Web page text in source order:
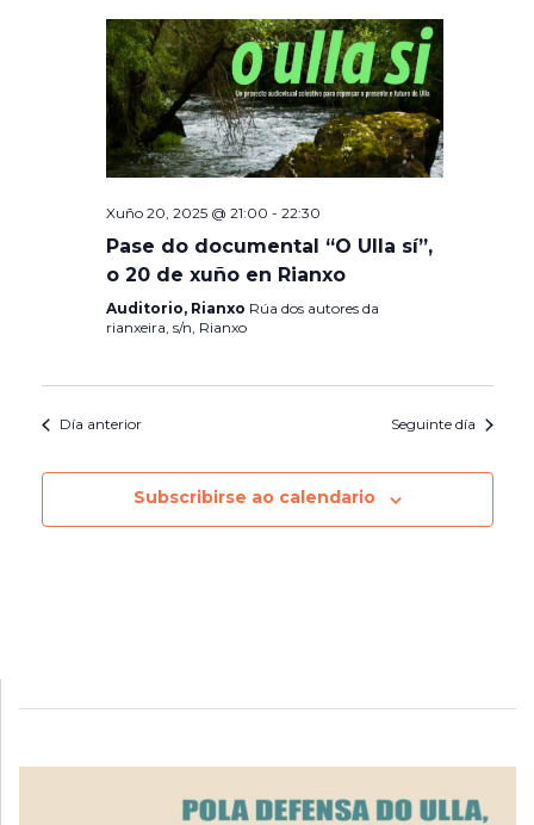
Xuño 20, 2025 @ 21:00 - 22:30
Pase do documental “O Ulla sí”,
o 20 de xuño en Rianxo
Auditorio, Rianxo Rúa dos autores da
rianxeira, s/n, Rianxo
Día anterior Seguinte día
Subscribirse ao calendario